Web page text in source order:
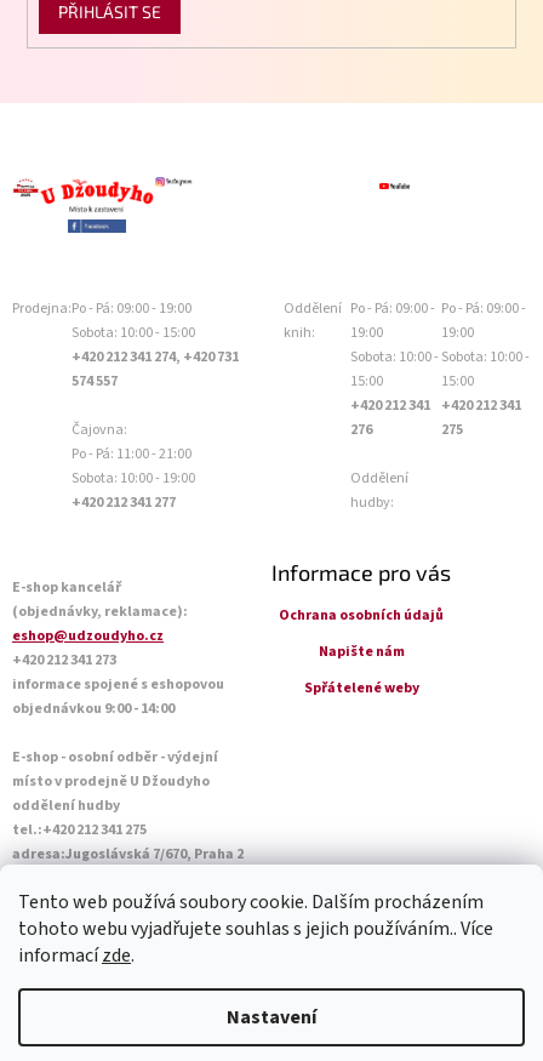
Tento web používá soubory cookie. Dalším procházením
tohoto webu vyjadřujete souhlas s jejich používáním.. Více
informacízde.
Nastavení
PŘIHLÁSIT SE
Prodejna:Po - Pá: 09:00 - 19:00
Sobota: 10:00 - 15:00
+420 212 341 274, +420 731
574 557
Čajovna:
Po - Pá: 11:00 - 21:00
Sobota: 10:00 - 19:00
+420 212 341 277
Oddělení
knih:
Po - Pá: 09:00 -
19:00
Sobota: 10:00 -
15:00
+420 212 341
276
Oddělení
hudby:
Po - Pá: 09:00 -
19:00
Sobota: 10:00 -
15:00
+420 212 341
275
E-shop kancelář
(objednávky, reklamace):
eshop@udzoudyho.cz
+420 212 341 273
informace spojené s eshopovou
objednávkou 9:00 - 14:00
E-shop - osobní odběr - výdejní
místo v prodejně U Džoudyho
oddělení hudby
tel.:+420 212 341 275
adresa:Jugoslávská 7/670, Praha 2
Sobota: 10:00 - 14:45
Informace pro vás
Ochrana osobních údajů
Napište nám
Spřátelené weby